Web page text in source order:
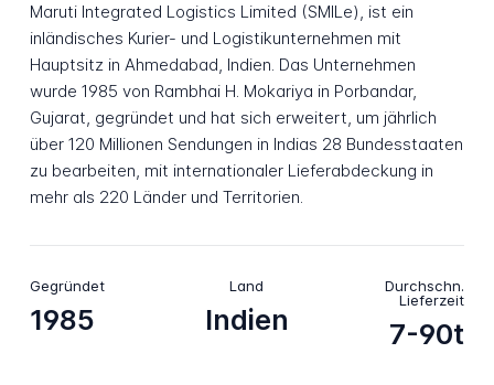
Maruti Integrated Logistics Limited (SMILe), ist ein
inländisches Kurier- und Logistikunternehmen mit
Hauptsitz in Ahmedabad, Indien. Das Unternehmen
wurde 1985 von Rambhai H. Mokariya in Porbandar,
Gujarat, gegründet und hat sich erweitert, um jährlich
über 120 Millionen Sendungen in Indias 28 Bundesstaaten
zu bearbeiten, mit internationaler Lieferabdeckung in
mehr als 220 Länder und Territorien.
Gegründet
1985
Land
Indien
Durchschn.
Lieferzeit
7-90t